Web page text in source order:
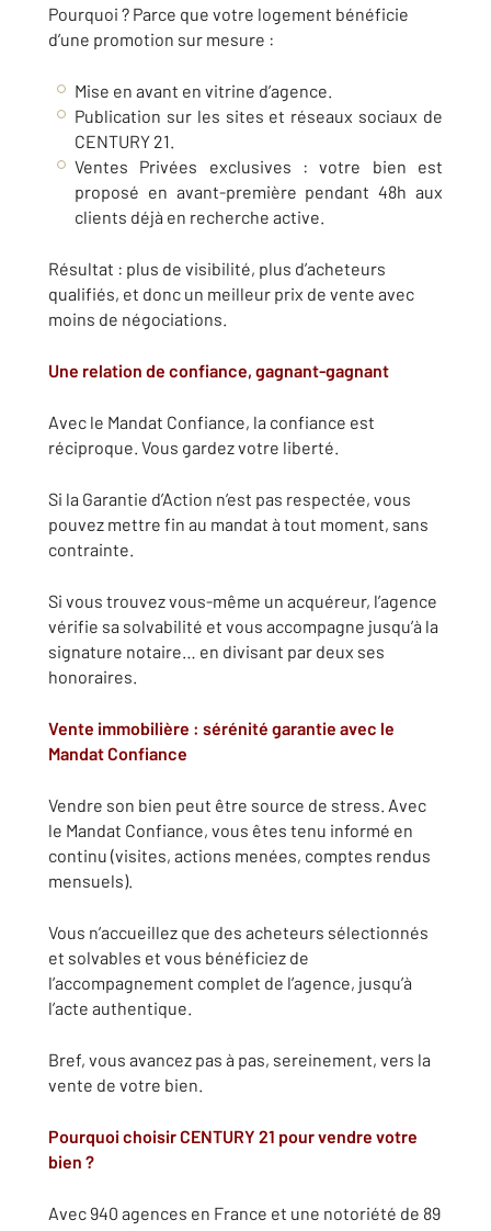
Pourquoi ? Parce que votre logement bénéficie
d’une promotion sur mesure :
Mise en avant en vitrine d’agence.
Publication sur les sites et réseaux sociaux de
CENTURY 21.
Ventes Privées exclusives : votre bien est
proposé en avant-première pendant 48h aux
clients déjà en recherche active.
Résultat : plus de visibilité, plus d’acheteurs
qualifiés, et donc un meilleur prix de vente avec
moins de négociations.
Une relation de confiance, gagnant-gagnant
Avec le Mandat Confiance, la confiance est
réciproque. Vous gardez votre liberté.
Si la Garantie d’Action n’est pas respectée, vous
pouvez mettre fin au mandat à tout moment, sans
contrainte.
Si vous trouvez vous-même un acquéreur, l’agence
vérifie sa solvabilité et vous accompagne jusqu’à la
signature notaire… en divisant par deux ses
honoraires.
Vente immobilière : sérénité garantie avec le
Mandat Confiance
Vendre son bien peut être source de stress. Avec
le Mandat Confiance, vous êtes tenu informé en
continu (visites, actions menées, comptes rendus
mensuels).
Vous n’accueillez que des acheteurs sélectionnés
et solvables et vous bénéficiez de
l’accompagnement complet de l’agence, jusqu’à
l’acte authentique.
Bref, vous avancez pas à pas, sereinement, vers la
vente de votre bien.
Pourquoi choisir CENTURY 21 pour vendre votre
bien ?
Avec 940 agences en France et une notoriété de 89